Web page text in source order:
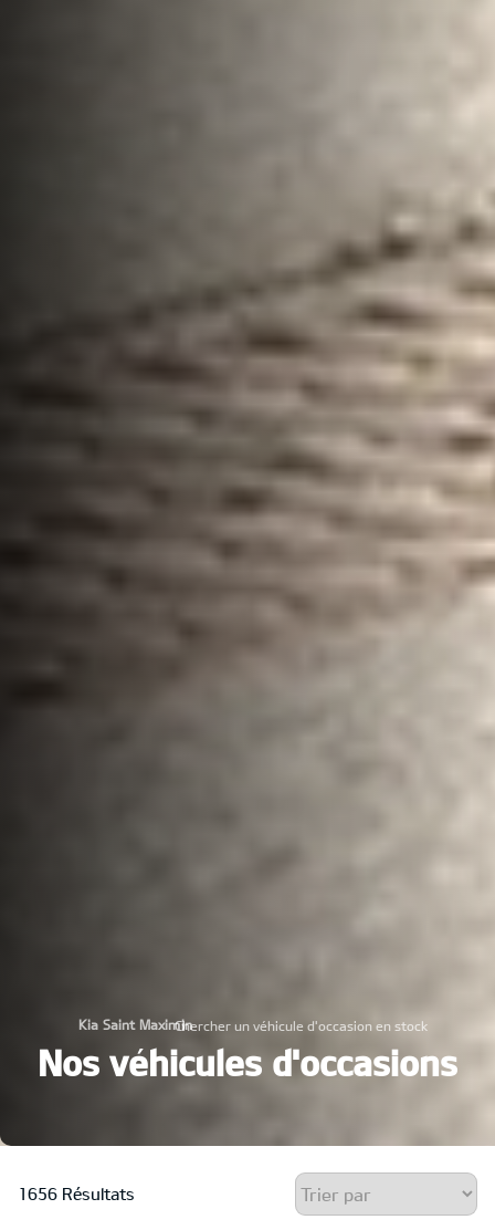
Kia Saint Maximin
›
Chercher un véhicule d'occasion en stock
Nos véhicules d'occasions
1656 Résultats